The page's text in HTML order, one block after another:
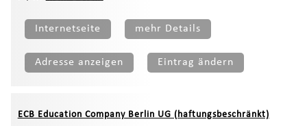
Internetseite mehr Details
Adresse anzeigen Eintrag ändern
ECB Education Company Berlin UG (haftungsbeschränkt)